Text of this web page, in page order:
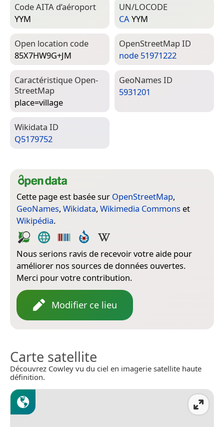
Code AITA d’aéroport
YYM
UN/LOCODE
CAYYM
Open location code
85X7HW9G+JM
Open­Street­Map ID
node 51971222
Caractéristique Open­
Street­Map
place=­village
Geo­Names ID
5931201
Wiki­data ID
Q5179752
Cette page est basée sur OpenStreetMap,
GeoNames, Wikidata, Wikimedia Commons et
Wikipédia.
Nous serions ravis de recevoir votre aide pour
améliorer nos sources de données ouvertes.
Merci pour votre contribution.
Modifier ce lieu
Carte satellite
Découvrez Cowley vu du ciel en imagerie satellite haute
définition.